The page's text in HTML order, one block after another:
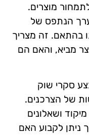
מוצרים.
הנתפס של
בהתאם. זה מצריך
מביא, והאם הם
סקרי שוק
של הצרכנים.
ושאלונים
ניתן לקבוע האם